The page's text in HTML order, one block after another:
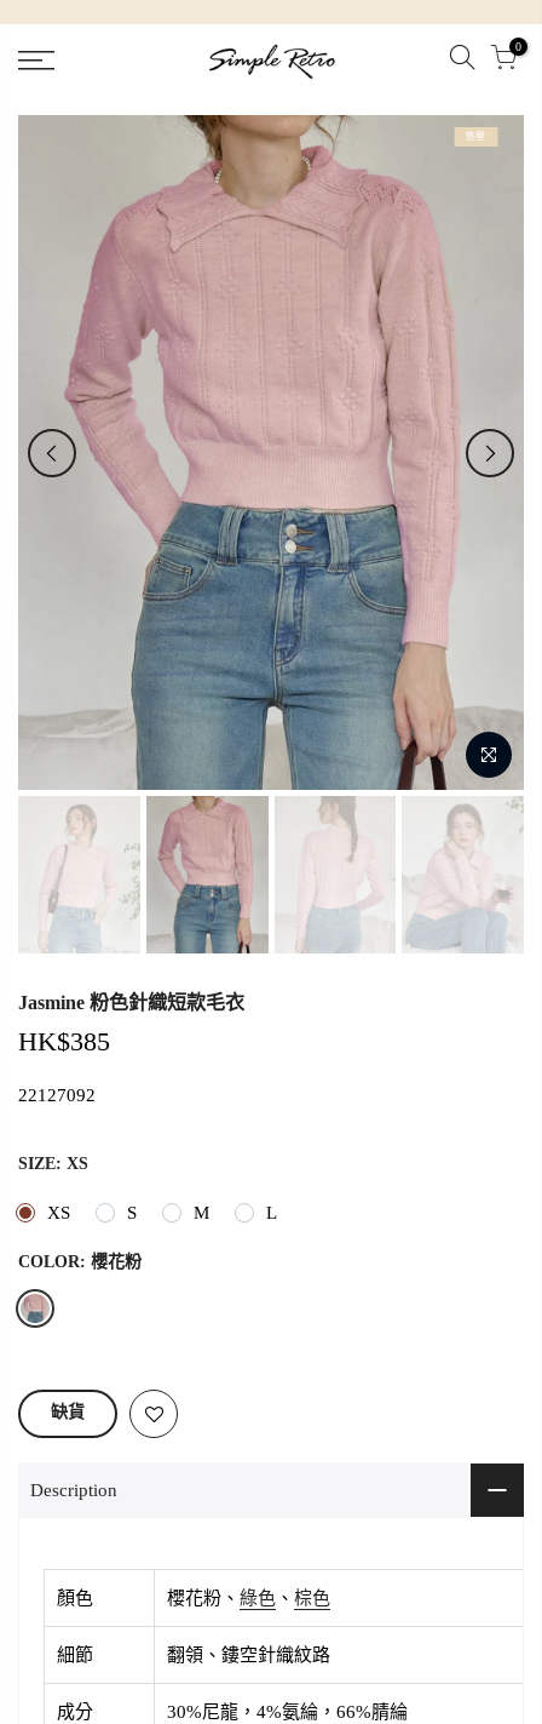
0
售罄
Jasmine 粉色針織短款毛衣
HK$385
22127092
SIZE: XS
XS S M L
COLOR: 櫻花粉
缺貨
Description
顏色 櫻花粉、 綠色 、 棕色
細節 翻領、鏤空針織紋路
成分 30%尼龍，4%氨綸，66%腈綸